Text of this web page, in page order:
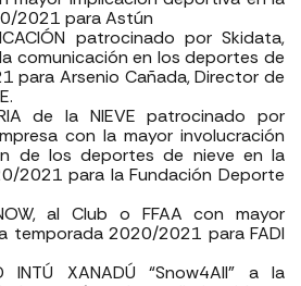
2021 para Astún
patrocinado por Skidata,
comunicación en los deportes de
para Arsenio Cañada, Director de
de la NIEVE patrocinado por
con la mayor involucración
de los deportes de nieve en la
2021 para la Fundación Deporte
al Club o FFAA con mayor
temporada 2020/2021 para FADI
INTÚ XANADÚ “Snow4All” a la